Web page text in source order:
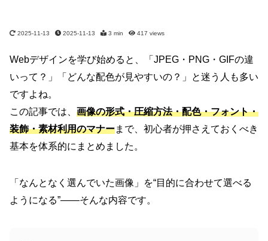
2025-11-13 2025-11-13 3 min 417 views
Webデザインを学び始めると、「JPEG・PNG・GIFの違
いって？」「どんな配色が見やすいの？」と迷う人も多い
ですよね。
この記事では、 画像の形式・圧縮方法・配色・フォント・
装飾・素材利用のマナーまで、初心者が押さえておくべき
基本を体系的にまとめました。
「なんとなく選んでいた画像」を“目的に合わせて選べる
ようになる”——そんな内容です。